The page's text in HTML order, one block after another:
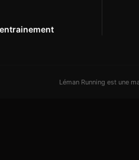
Léman Running est une